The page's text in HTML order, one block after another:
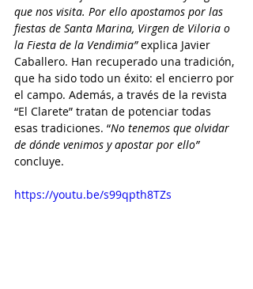
que nos visita. Por ello apostamos por las
fiestas de Santa Marina, Virgen de Viloria o
la Fiesta de la Vendimia” explica Javier
Caballero. Han recuperado una tradición,
que ha sido todo un éxito: el encierro por
el campo. Además, a través de la revista
“El Clarete” tratan de potenciar todas
esas tradiciones. “No tenemos que olvidar
de dónde venimos y apostar por ello”
concluye.
https://youtu.be/s99qpth8TZs